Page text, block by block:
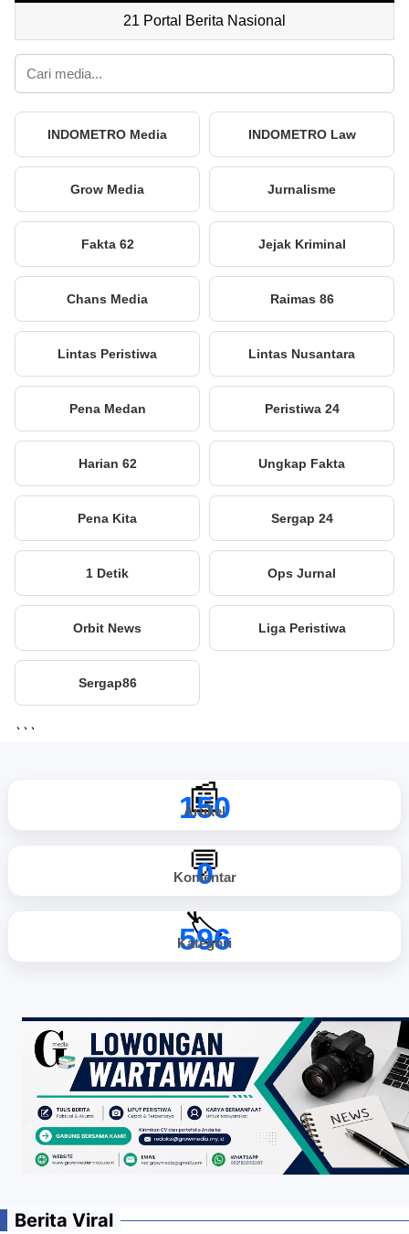
21 Portal Berita Nasional
INDOMETRO Media INDOMETRO Law
Grow Media Jurnalisme
Fakta 62 Jejak Kriminal
Chans Media Raimas 86
Lintas Peristiwa Lintas Nusantara
Pena Medan Peristiwa 24
Harian 62 Ungkap Fakta
Pena Kita Sergap 24
1 Detik Ops Jurnal
Orbit News Liga Peristiwa
Sergap86
```
📰
150
Artikel
💬
0
Komentar
🏷️
596
Kategori
Berita Viral